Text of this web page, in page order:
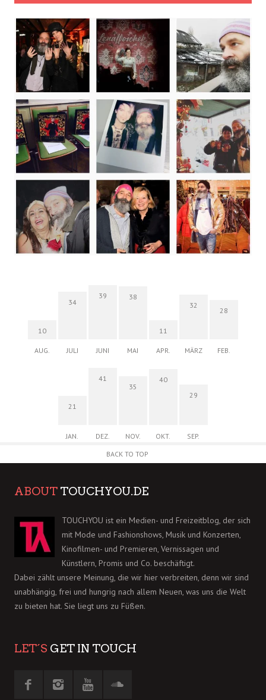
10
AUG.
34
JULI
39
JUNI
38
MAI
11
APR.
32
MÄRZ
28
FEB.
21
JAN.
41
DEZ.
35
NOV.
40
OKT.
29
SEP.
BACK TO TOP
ABOUT TOUCHYOU.DE
TOUCHYOU ist ein Medien- und Freizeitblog, der sich
mit Mode und Fashionshows, Musik und Konzerten,
Kinofilmen- und Premieren, Vernissagen und
Künstlern, Promis und Co. beschäftigt.
Dabei zählt unsere Meinung, die wir hier verbreiten, denn wir sind
unabhängig, frei und hungrig nach allem Neuen, was uns die Welt
zu bieten hat. Sie liegt uns zu Füßen.
LET´S GET IN TOUCH